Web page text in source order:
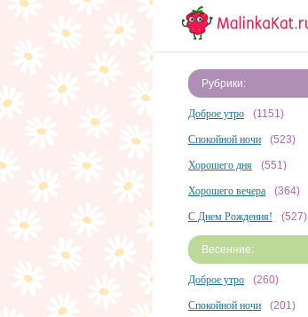
Рубрики:
Доброе утро (1151)
Спокойной ночи (523)
Хорошего дня (551)
Хорошего вечера (364)
С Днем Рождения! (527)
Весенние:
Доброе утро (260)
Спокойной ночи (201)